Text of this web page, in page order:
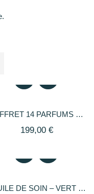
14 PARFUMS DE
SOIN
199,00 €
DE SOIN – VERT –